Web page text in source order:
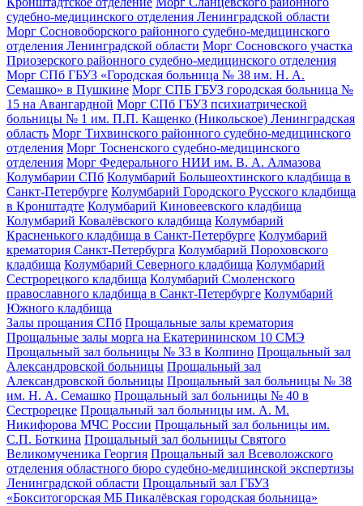
судебно-медицинского отделения Ленинградской области
Морг Сосновоборского районного судебно-медицинского
отделения Ленинградской области Морг Сосновского участка
Приозерского районного судебно-медицинского отделения
Морг СПб ГБУЗ «Городская больница № 38 им. Н. А.
Семашко» в Пушкине Морг СПБ ГБУЗ городская больница №
15 на Авангардной Морг СПб ГБУЗ психиатрической
больницы № 1 им. П.П. Кащенко (Никольское) Ленинградская
область Морг Тихвинского районного судебно-медицинского
отделения Морг Тосненского судебно-медицинского
отделения Морг Федерального НИИ им. В. А. Алмазова
Колумбарии СПб Колумбарий Большеохтинского кладбища в
Санкт-Петербурге Колумбарий Городского Русского кладбища
в Кронштадте Колумбарий Киновеевского кладбища
Колумбарий Ковалёвского кладбища Колумбарий
Красненького кладбища в Санкт-Петербурге Колумбарий
крематория Cанкт-Петербурга Колумбарий Пороховского
кладбища Колумбарий Северного кладбища Колумбарий
Сестрорецкого кладбища Колумбарий Смоленского
православного кладбища в Санкт-Петербурге Колумбарий
Южного кладбища
Залы прощания СПб Прощальные залы крематория
Прощальные залы морга на Екатерининском 10 СМЭ
Прощальный зал больницы № 33 в Колпино Прощальный зал
Александровской больницы Прощальный зал
Александровской больницы Прощальный зал больницы № 38
им. Н. А. Семашко Прощальный зал больницы № 40 в
Сестрорецке Прощальный зал больницы им. А. М.
Никифорова МЧС России Прощальный зал больницы им.
С.П. Боткина Прощальный зал больницы Святого
Великомученика Георгия Прощальный зал Всеволожского
отделения областного бюро судебно-медицинской экспертизы
Ленинградской области Прощальный зал ГБУЗ
«Бокситогорская МБ Пикалёвская городская больница»